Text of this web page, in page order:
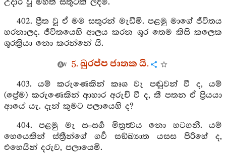
උදාර වූ මහත් සතුටක් ලදිමි.
402. ප්‍රීත වූ ඒ මම සතුරන් මැඩීමි. පළමු මාගේ ජීවිතය
හරනාලද. ජීවිතයෙහි ආලය කරන ශූර තෙම කිසි කලෙක
ශූරක්‍රියා නො කරන්නේ යි.
5. ඛුරප්ප ජාතක යි.
403. යම් කරුණෙකින් කෘශ වැ පඬුවන් වී ද, යම්
(ප්‍රේම) කරුණෙකින් ආහාර අරුචි වී ද, තී පතන ඒ ප්‍රියයා
ආයේ යැ. දැන් කුමට පලායෙහි ද?
404. පළමු මැ සංසර්‍ග මිත්‍රත්‍වය නො හටගනී. යම්
හෙයෙකින් ස්ත්‍රීන්ගේ ගර්‍ව සඞ්ඛ්‍යාත යසස පිරිහේ ද,
එහෙයින් දරුව, පලායෙමි.